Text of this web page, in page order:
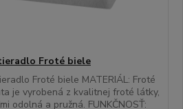
Froté biele
Froté biele MATERIÁL: Froté
je vyrobená z kvalitnej froté látky,
odolná a pružná. FUNKČNOSŤ: